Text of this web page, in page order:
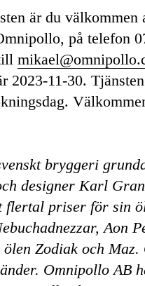
är du välkommen
på telefon
2023-11-30.
bryggeri
designer Karl
flertal priser för sin
Aon
Zodiak och
Omnipollo AB